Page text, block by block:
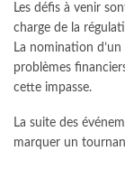
Les défis à venir
charge de la
La nomination
problèmes
cette impasse.
La suite des
marquer un